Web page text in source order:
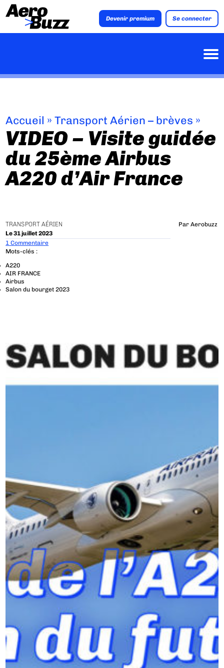
Devenir premium Se connecter
Accueil »Transport Aérien – brèves »
VIDEO – Visite guidée
du 25ème Airbus
A220 d’Air France
TRANSPORT AÉRIEN
Le 31 juillet 2023
Par Aerobuzz
1 Commentaire
Mots-clés :
A220
AIR FRANCE
Airbus
Salon du bourget 2023